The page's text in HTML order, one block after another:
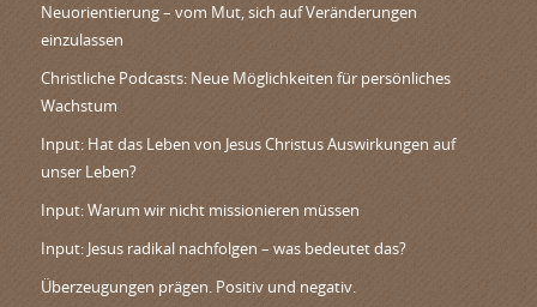
Neuorientierung – vom Mut, sich auf Veränderungen
einzulassen
Christliche Podcasts: Neue Möglichkeiten für persönliches
Wachstum
Input: Hat das Leben von Jesus Christus Auswirkungen auf
unser Leben?
Input: Warum wir nicht missionieren müssen
Input: Jesus radikal nachfolgen – was bedeutet das?
Überzeugungen prägen. Positiv und negativ.